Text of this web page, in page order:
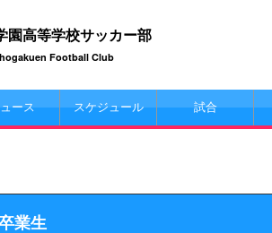
園高等学校サッカー部
Football Club
ース スケジュール 試合
業生